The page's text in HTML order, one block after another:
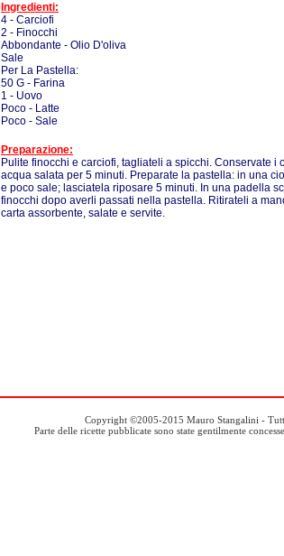
Ingredienti:
4 - Carciofi
2 - Finocchi
Abbondante - Olio D'oliva
Sale
Per La Pastella:
50 G - Farina
1 - Uovo
Poco - Latte
Poco - Sale
Preparazione:
Pulite finocchi e carciofi, tagliateli a spicchi. Conservate
acqua salata per 5 minuti. Preparate la pastella: in una
e poco sale; lasciatela riposare 5 minuti. In una padella
finocchi dopo averli passati nella pastella. Ritirateli a
carta assorbente, salate e servite.
Copyright ©2005-2015 Mauro Stangalini -
Parte delle ricette pubblicate sono state gentilmente